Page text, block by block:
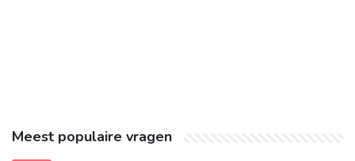
Meest populaire vragen